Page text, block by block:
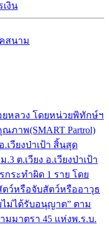
งิน
สนาม
ยหลวง โดยหน่วยพิทักษ์ฯ
ภาพ(SMART Partrol)
เวียงป่าเป้า สิ้นสุด
ต.เวียง อ.เวียงป่าเป้า
กระทำผิด 1 ราย โดย
ว์หรือจับสัตว์หรืออาวุธ
ม่ได้รับอนุญาต” ตาม
มมาตรา 45 แห่งพ.ร.บ.